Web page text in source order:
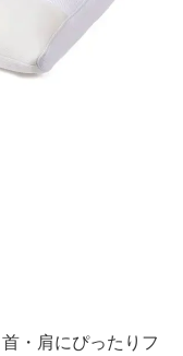
・肩にぴったりフ